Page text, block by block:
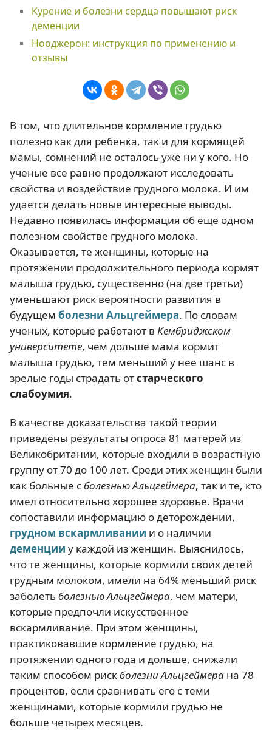
Курение и болезни сердца повышают риск
деменции
Нооджерон: инструкция по применению и
отзывы
В том, что длительное кормление грудью
полезно как для ребенка, так и для кормящей
мамы, сомнений не осталось уже ни у кого. Но
ученые все равно продолжают исследовать
свойства и воздействие грудного молока. И им
удается делать новые интересные выводы.
Недавно появилась информация об еще одном
полезном свойстве грудного молока.
Оказывается, те женщины, которые на
протяжении продолжительного периода кормят
малыша грудью, существенно (на две третьи)
уменьшают риск вероятности развития в
будущем болезни Альцгеймера. По словам
ученых, которые работают в Кембриджском
университете, чем дольше мама кормит
малыша грудью, тем меньший у нее шанс в
зрелые годы страдать отстарческого
слабоумия.
В качестве доказательства такой теории
приведены результаты опроса 81 матерей из
Великобритании, которые входили в возрастную
группу от 70 до 100 лет. Среди этих женщин были
как больные сболезнью Альцгеймера, так и те, кто
имел относительно хорошее здоровье. Врачи
сопоставили информацию о деторождении,
грудном вскармливании и о наличии
деменции у каждой из женщин. Выяснилось,
что те женщины, которые кормили своих детей
грудным молоком, имели на 64% меньший риск
заболетьболезнью Альцгеймера, чем матери,
которые предпочли искусственное
вскармливание. При этом женщины,
практиковавшие кормление грудью, на
протяжении одного года и дольше, снижали
таким способом рискболезни Альцгеймера на 78
процентов, если сравнивать его с теми
женщинами, которые кормили грудью не
больше четырех месяцев.